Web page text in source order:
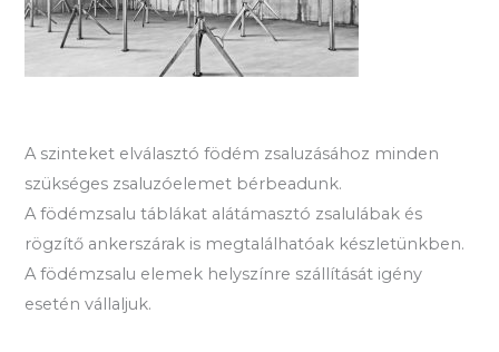
A szinteket elválasztó födém zsaluzásához minden
szükséges zsaluzóelemet bérbeadunk.
A födémzsalu táblákat alátámasztó zsalulábak és
rögzítő ankerszárak is megtalálhatóak készletünkben.
A födémzsalu elemek helyszínre szállítását igény
esetén vállaljuk.